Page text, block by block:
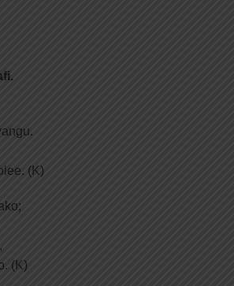
(K)
(K)